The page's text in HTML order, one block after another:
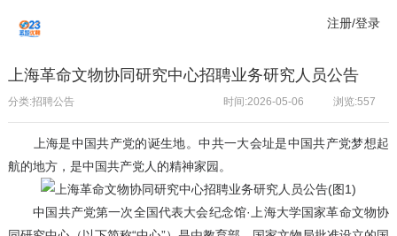
注册/登录
上海革命文物协同研究中心招聘业务研究人员公告
分类:招聘公告 浏览:557
时间:2026-05-06
上海是中国共产党的诞生地。中共一大会址是中国共产党梦想起
航的地方，是中国共产党人的精神家园。
中国共产党第一次全国代表大会纪念馆·上海大学国家革命文物协